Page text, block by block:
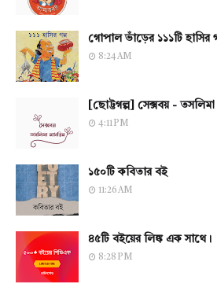
গোপাল ভাঁড়ের ১১১টি হাসির
8:24 AM
[ছোট্টগল্প] সেক্সবয় - তসলিমা
4:11 PM
১৫০টি কবিতার বই
11:26 AM
৪৫টি বইয়ের লিঙ্ক এক সাথে।
8:28 PM